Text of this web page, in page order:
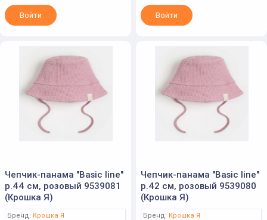
Войти Войти
Чепчик-панама "Basic line"
р.44 см, розовый 9539081
(Крошка Я)
Бренд: Крошка Я
Чепчик-панама "Basic line"
р.42 см, розовый 9539080
(Крошка Я)
Бренд: Крошка Я